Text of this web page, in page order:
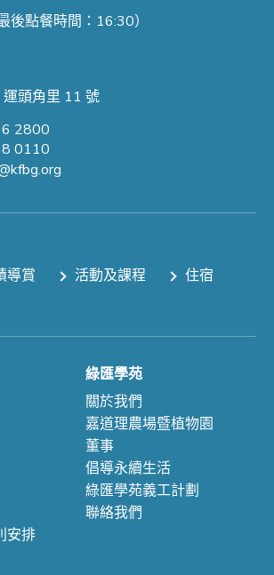
點餐時間：16:30）
頭角里 11 號
2800
0110
導賞 活動及課程
住宿
安排
綠匯學苑
關於我們
嘉道理農場暨植物園
董事
倡導永續生活
綠匯學苑義工計劃
聯絡我們